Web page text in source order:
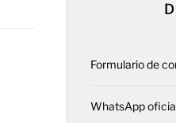
Formulario de
WhatsApp